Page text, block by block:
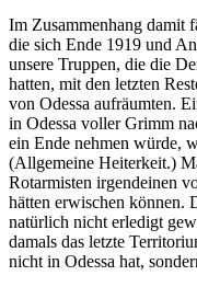
Im Zusammenhang damit
die sich Ende 1919 und
unsere Truppen, die die
hatten, mit den letzten
von Odessa aufräumten.
in Odessa voller Grimm
ein Ende nehmen würde,
(Allgemeine Heiterkeit.)
Rotarmisten irgendeinen
hätten erwischen können.
natürlich nicht erledigt
damals das letzte
nicht in Odessa hat,